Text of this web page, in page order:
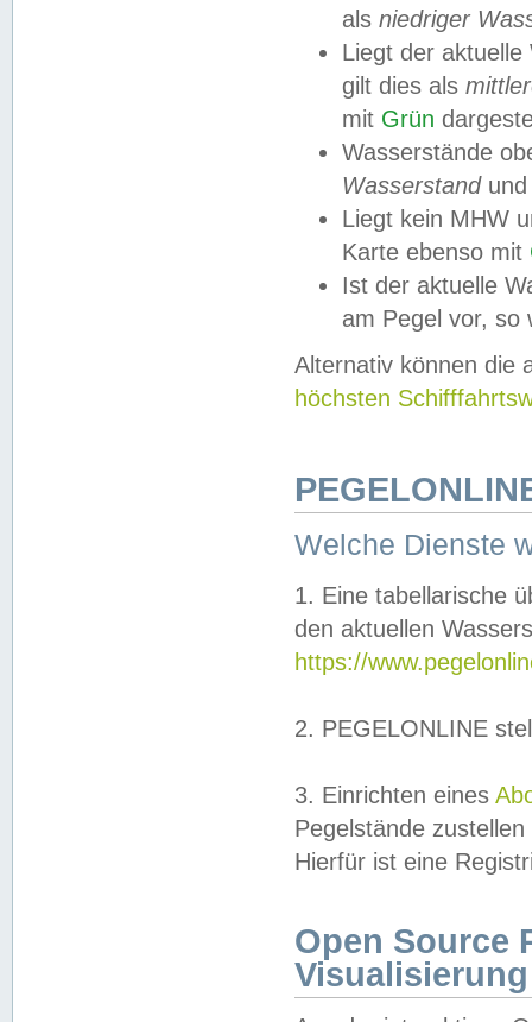
als niedriger
Liegt der
gilt dies als
mit Grün
Wasserstände
Wasserstandund
Liegt kein MHW
Karte ebenso mit
Ist der aktuelle
am Pegel vor,
Alternativ können die
höchsten
Welche Dienste
1. Eine tabellarische
den aktuellen
https://
2. PEGELONLINE
3. Einrichten eines
Pegelstände
Hierfür ist eine
Open Source
Visualisierung